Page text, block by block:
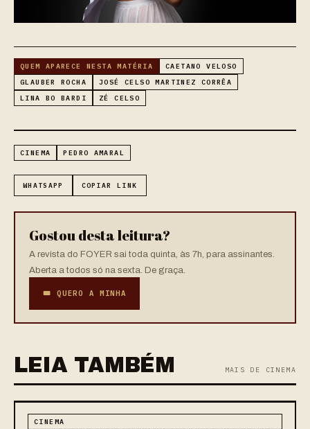
QUEM APARECE NESTA MATÉRIA
CAETANO VELOSO
GLAUBER ROCHA
JOSÉ CELSO MARTINEZ CORRÊA
LINA BO BARDI
ZÉ CELSO
CINEMA PEDRO AMARAL
WHATSAPP COPIAR LINK
Gostou desta leitura?
A revista do FOYER sai toda quinta, às 7h, para assinantes.
Aberta a todos só na sexta. De graça.
🎟 QUERO A MINHA
LEIA TAMBÉM MAIS DE CINEMA
CINEMA